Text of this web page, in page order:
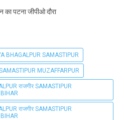
का पटना जीपीओ दौरा
BHAGALPUR SAMASTIPUR
MUZAFFARPUR
राजगीर SAMASTIPUR
राजगीर SAMASTIPUR